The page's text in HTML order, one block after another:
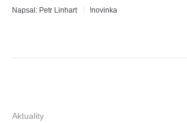
Napsal: Petr Linhart !novinka
Aktuality